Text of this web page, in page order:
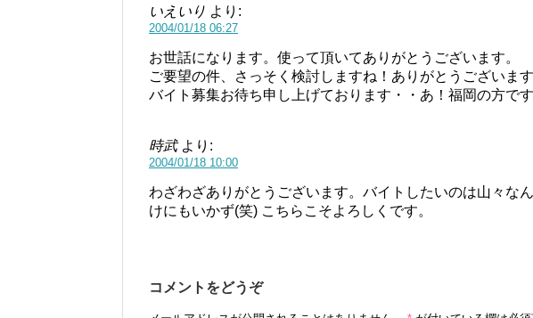
いえいり より:
2004/01/18 06:27
お世話になります。使って頂いてありがとうございます。
ご要望の件、さっそく検討しますね！ありがとうございます
バイト募集お待ち申し上げております・・あ！福岡の方で
時武 より:
2004/01/18 10:00
わざわざありがとうございます。バイトしたいのは山々な
けにもいかず(笑) こちらこそよろしくです。
コメントをどうぞ